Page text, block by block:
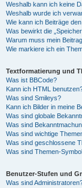
Weshalb kann ich keine
Weshalb wurde ich
Wie kann ich Beiträge
Was bewirkt die
Warum muss mein
Wie markiere ich ein
Textformatierung und
Was ist BBCode?
Kann ich HTML
Was sind Smileys?
Kann ich Bilder in meine
Was sind globale
Was sind
Was sind wichtige
Was sind geschlossene
Was sind Themen-
Benutzer-Stufen und
Was sind